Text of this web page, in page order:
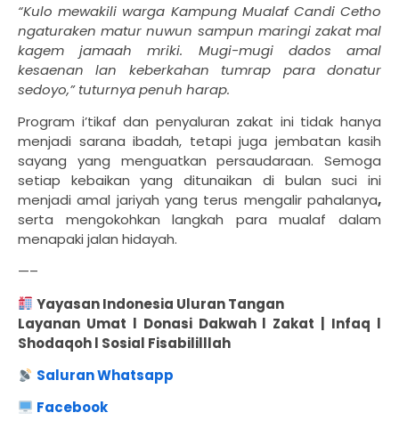
“Kulo mewakili warga Kampung Mualaf Candi Cetho
ngaturaken matur nuwun sampun maringi zakat mal
kagem jamaah mriki. Mugi-mugi dados amal
kesaenan lan keberkahan tumrap para donatur
sedoyo,” tuturnya penuh harap.
Program i’tikaf dan penyaluran zakat ini tidak hanya
menjadi sarana ibadah, tetapi juga jembatan kasih
sayang yang menguatkan persaudaraan. Semoga
setiap kebaikan yang ditunaikan di bulan suci ini
menjadi amal jariyah yang terus mengalir pahalanya,
serta mengokohkan langkah para mualaf dalam
menapaki jalan hidayah.
—–
Yayasan Indonesia Uluran Tangan
Layanan Umat l Donasi Dakwah l Zakat | Infaq l
Shodaqoh l Sosial Fisabililllah
Saluran Whatsapp
Facebook